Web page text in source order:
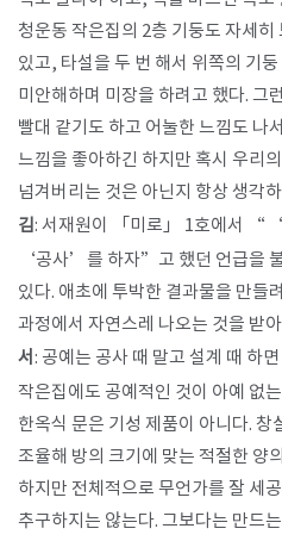
청운동 작은집의 2층 기둥도 자세
있고, 타설을 두 번 해서 위쪽의 기
미안해하며 미장을 하려고 했다. 그
빨대 같기도 하고 어눌한 느낌도 나
느낌을 좋아하긴 하지만 혹시 우리
넘겨버리는 것은 아닌지 항상 생각
김: 서재원이 「미로」 1호에서
‘공사’를 하자”고 했던 언급을
있다. 애초에 투박한 결과물을 만들
과정에서 자연스레 나오는 것을 받
서 : 공예는 공사 때 말고 설계 때 하
작은집에도 공예적인 것이 아예 없
한옥식 문은 기성 제품이 아니다. 창
조율해 방의 크기에 맞는 적절한 양
하지만 전체적으로 무언가를 잘 세
추구하지는 않는다. 그보다는 만드